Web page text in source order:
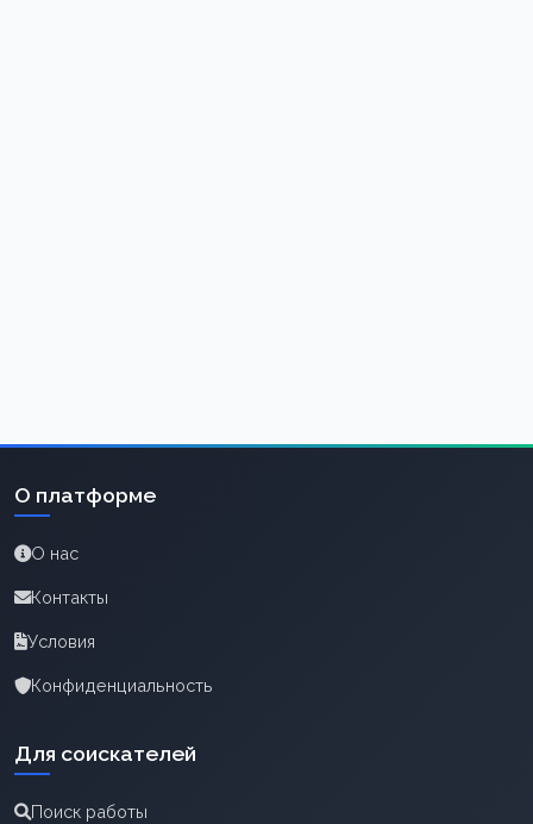
О платформе
О нас
Контакты
Условия
Конфиденциальность
Для соискателей
Поиск работы